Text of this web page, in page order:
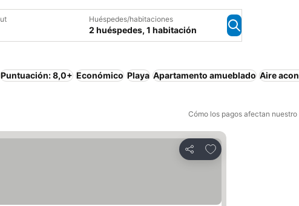
Huéspedes/habitaciones
2 huéspedes, 1 habitación
Puntuación: 8,0+ Económico Playa Apartamento amueblado Aire
Cómo los pagos afectan
Compartir
Agregar a favoritos